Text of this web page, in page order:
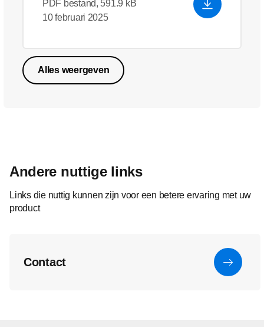
PDF bestand, 591.9 kB
10 februari 2025
Alles weergeven
Andere nuttige links
Links die nuttig kunnen zijn voor een betere ervaring met uw
product
Contact